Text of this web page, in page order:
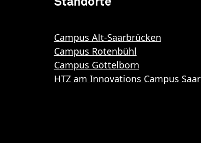
Campus Alt-Saarbrücken
Campus Rotenbühl
Campus Göttelborn
HTZ am Innovations Campus Saar